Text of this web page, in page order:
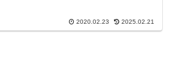
2020.02.23 2025.02.21